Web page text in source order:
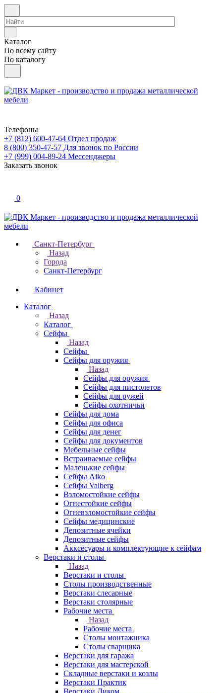
Каталог
По всему сайту
По каталогу
Телефоны
+7 (812) 600-47-64 Отдел продаж
8 (800) 350-47-57 Для звонок по России
+7 (999) 004-89-24 Мессенджеры
Заказать звонок
0
Санкт-Петербург
Назад
Города
Санкт-Петербург
Кабинет
Каталог
Назад
Каталог
Cейфы
Назад
Cейфы
Cейфы для оружия
Назад
Cейфы для оружия
Сейфы для пистолетов
Сейфы для ружей
Сейфы охотничьи
Cейфы для дома
Cейфы для офиса
Сейфы для денег
Сейфы для документов
Мебельные сейфы
Встраиваемые сейфы
Маленькие сейфы
Сейфы Aiko
Сейфы Valberg
Взломостойкие сейфы
Огнестойкие сейфы
Огневзломостойкие сейфы
Сейфы медицинские
Депозитные ячейки
Депозитные сейфы
Акксесуары и комплектующие к сейфам
Верстаки и столы
Назад
Верстаки и столы
Столы производственные
Верстаки слесарные
Верстаки столярные
Рабочие места
Назад
Рабочие места
Столы монтажника
Столы сварщика
Верстаки для гаража
Верстаки для мастерской
Складные верстаки и козлы
Верстаки Практик
Верстаки Диком